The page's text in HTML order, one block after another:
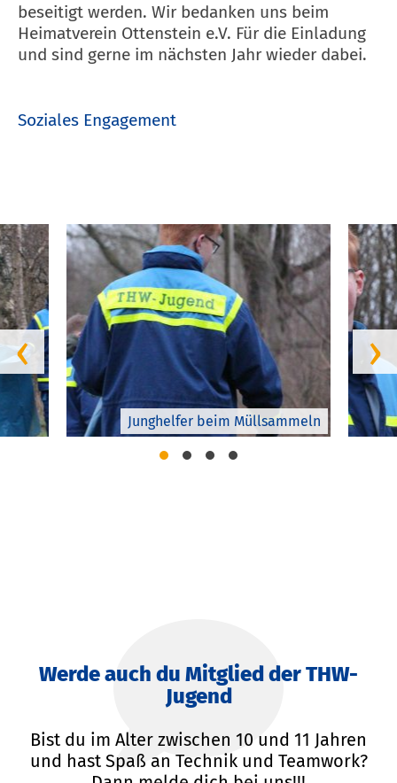
beseitigt werden. Wir bedanken uns beim
Heimatverein Ottenstein e.V. Für die Einladung
und sind gerne im nächsten Jahr wieder dabei.
Soziales Engagement
Junghelfer beim Müllsammeln
‹ ›
Werde auch du Mitglied der THW-
Jugend
Bist du im Alter zwischen 10 und 11 Jahren
und hast Spaß an Technik und Teamwork?